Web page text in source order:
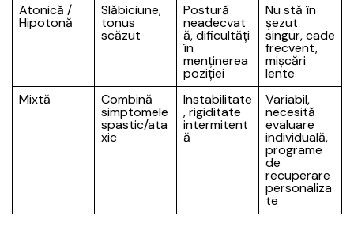
Atonică /
Hipotonă
Slăbiciune,
tonus
scăzut
Postură
neadecvat
ă, dificultăți
în
menținerea
poziției
Nu stă în
șezut
singur, cade
frecvent,
mișcări
lente
Mixtă
Combină
simptomele
spastic/ata
xic
Instabilitate
, rigiditate
intermitent
ă
Variabil,
necesită
evaluare
individuală,
programe
de
recuperare
personaliza
te